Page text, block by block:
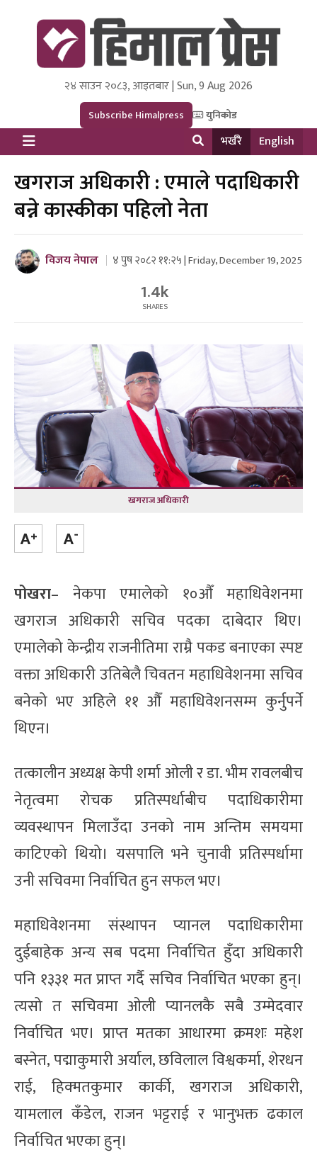
Himal Press
Dot NewsyNepal Media and Research Pvt Ltd.
२४ साउन २०८३, आइतबार | Sun, 9 Aug 2026
Subscribe Himalpress युनिकोड
भर्खरै English
खगराज अधिकारी : एमाले पदाधिकारी
बन्ने कास्कीका पहिलो नेता
विजय नेपाल ४ पुष २०८२ ११:२५ | Friday, December 19, 2025
1.4k
SHARES
खगराज अधिकारी
पोखरा– नेकपा एमालेको १०औँ महाधिवेशनमा
खगराज अधिकारी सचिव पदका दाबेदार थिए।
एमालेको केन्द्रीय राजनीतिमा राम्रै पकड बनाएका स्पष्ट
वक्ता अधिकारी उतिबेलै चिवतन महाधिवेशनमा सचिव
बनेको भए अहिले ११ औँ महाधिवेशनसम्म कुर्नुपर्ने
थिएन।
तत्कालीन अध्यक्ष केपी शर्मा ओली र डा. भीम रावलबीच
नेतृत्वमा रोचक प्रतिस्पर्धाबीच पदाधिकारीमा
व्यवस्थापन मिलाउँदा उनको नाम अन्तिम समयमा
काटिएको थियो। यसपालि भने चुनावी प्रतिस्पर्धामा
उनी सचिवमा निर्वाचित हुन सफल भए।
महाधिवेशनमा संस्थापन प्यानल पदाधिकारीमा
दुईबाहेक अन्य सब पदमा निर्वाचित हुँदा अधिकारी
पनि १३३१ मत प्राप्त गर्दै सचिव निर्वाचित भएका हुन्।
त्यसो त सचिवमा ओली प्यानलकै सबै उम्मेदवार
निर्वाचित भए। प्राप्त मतका आधारमा क्रमशः महेश
बस्नेत, पद्माकुमारी अर्याल, छविलाल विश्वकर्मा, शेरधन
राई, हिक्मतकुमार कार्की, खगराज अधिकारी,
यामलाल कँडेल, राजन भट्टराई र भानुभक्त ढकाल
निर्वाचित भएका हुन्।